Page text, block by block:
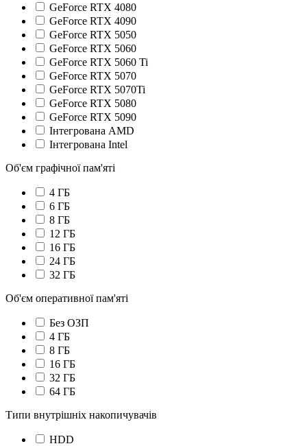
GeForce RTX 4080
GeForce RTX 4090
GeForce RTX 5050
GeForce RTX 5060
GeForce RTX 5060 Ti
GeForce RTX 5070
GeForce RTX 5070Ti
GeForce RTX 5080
GeForce RTX 5090
Інтегрована AMD
Інтегрована Intel
Об'єм графічної пам'яті
4 ГБ
6 ГБ
8 ГБ
12 ГБ
16 ГБ
24 ГБ
32 ГБ
Об'єм оперативної пам'яті
Без ОЗП
4 ГБ
8 ГБ
16 ГБ
32 ГБ
64 ГБ
Типи внутрішніх накопичувачів
HDD